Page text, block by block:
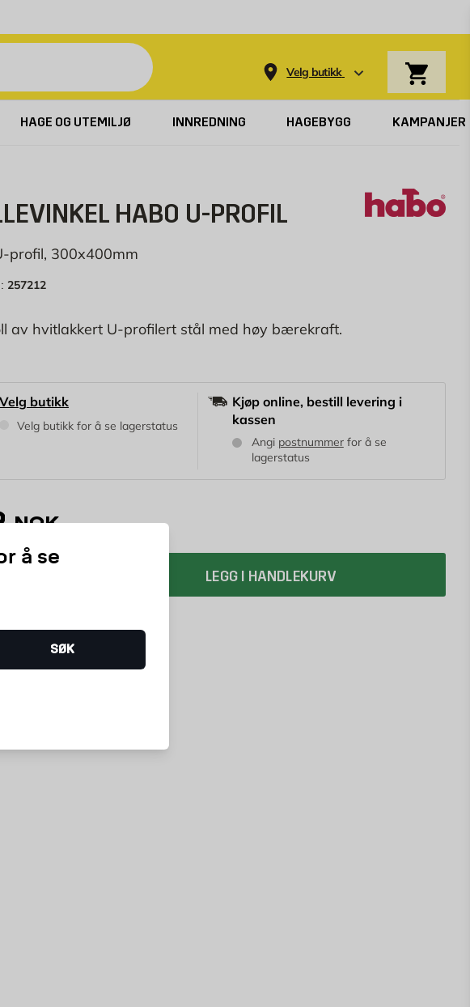
Velg butikk
å se
SØK
HAGE OG UTEMILJØ INNREDNING HAGEBYGG KAMPANJER
HABO U-PROFIL
profil, 300x400mm
257212
av hvitlakkert U-profilert stål med høy bærekraft.
Velg butikk
Velg butikk for å se lagerstatus
Kjøp online, bestill levering i
kassen
Angi postnummerfor å se
lagerstatus
NOK
LEGG I HANDLEKURV